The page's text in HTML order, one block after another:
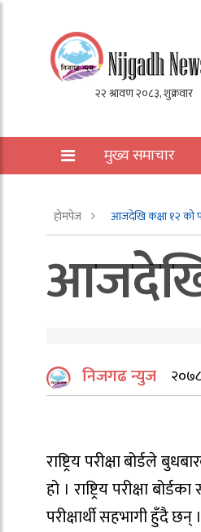
मुख्य समाचार
होमपेज आजदेखि कक्षा १२ को
आजदेखि
निजगढ न्युज
राष्ट्रिय परीक्षा बोर्डले
हो । राष्ट्रिय परीक्षा
परीक्षार्थी सहभागी हुँदै छन् ।